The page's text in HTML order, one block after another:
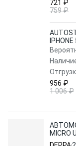
721 ₽
759 ₽
956 ₽
1 006 ₽
MICRO